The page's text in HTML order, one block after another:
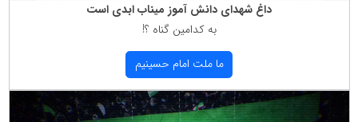
داغ شهدای دانش آموز میناب ابدی است
به كدامین گناه ؟!
ما ملت امام حسینیم